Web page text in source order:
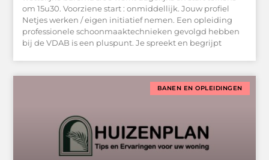
om 15u30. Voorziene start : onmiddellijk. Jouw profiel
Netjes werken / eigen initiatief nemen. Een opleiding
professionele schoonmaaktechnieken gevolgd hebben
bij de VDAB is een pluspunt. Je spreekt en begrijpt
BANEN EN OPLEIDINGEN